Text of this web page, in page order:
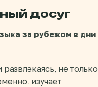
досуг
за рубежом в дни
не только
изучает